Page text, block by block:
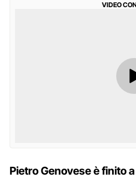
VIDEO
Pietro Genovese è finito